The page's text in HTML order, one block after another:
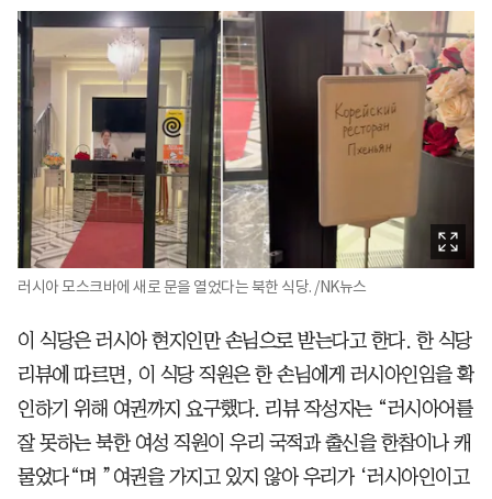
러시아 모스크바에 새로 문을 열었다는 북한 식당. /NK뉴스
이 식당은 러시아 현지인만 손님으로 받는다고 한다. 한 식당
리뷰에 따르면, 이 식당 직원은 한 손님에게 러시아인임을 확
인하기 위해 여권까지 요구했다. 리뷰 작성자는 “러시아어를
잘 못하는 북한 여성 직원이 우리 국적과 출신을 한참이나 캐
물었다“며 ”여권을 가지고 있지 않아 우리가 ‘러시아인이고